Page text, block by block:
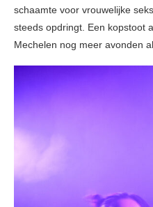
schaamte voor vrouwelijke
steeds opdringt. Een kopstoot
Mechelen nog meer avonden